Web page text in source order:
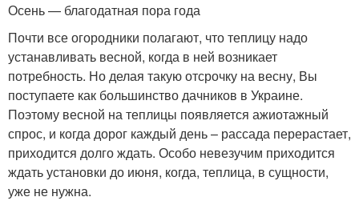
Осень — благодатная пора года
Почти все огородники полагают, что теплицу надо
устанавливать весной, когда в ней возникает
потребность. Но делая такую отсрочку на весну, Вы
поступаете как большинство дачников в Украине.
Поэтому весной на теплицы появляется ажиотажный
спрос, и когда дорог каждый день – рассада перерастает,
приходится долго ждать. Особо невезучим приходится
ждать установки до июня, когда, теплица, в сущности,
уже не нужна.